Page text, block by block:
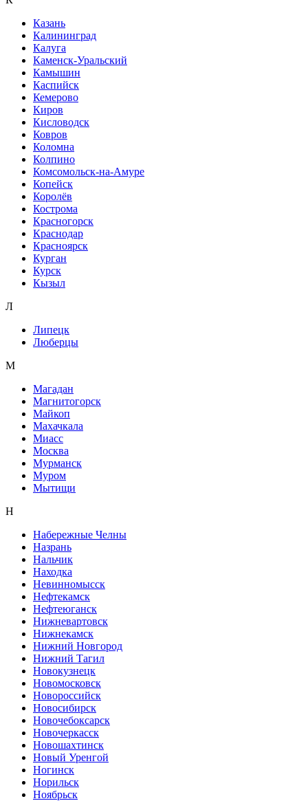
Казань
Калининград
Калуга
Каменск-Уральский
Камышин
Каспийск
Кемерово
Киров
Кисловодск
Ковров
Коломна
Колпино
Комсомольск-на-Амуре
Копейск
Королёв
Кострома
Красногорск
Краснодар
Красноярск
Курган
Курск
Кызыл
Л
Липецк
Люберцы
М
Магадан
Магнитогорск
Майкоп
Махачкала
Миасс
Москва
Мурманск
Муром
Мытищи
Н
Набережные Челны
Назрань
Нальчик
Находка
Невинномысск
Нефтекамск
Нефтеюганск
Нижневартовск
Нижнекамск
Нижний Новгород
Нижний Тагил
Новокузнецк
Новомосковск
Новороссийск
Новосибирск
Новочебоксарск
Новочеркасск
Новошахтинск
Новый Уренгой
Ногинск
Норильск
Ноябрьск